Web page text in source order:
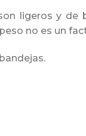
ligeros y de
no es un